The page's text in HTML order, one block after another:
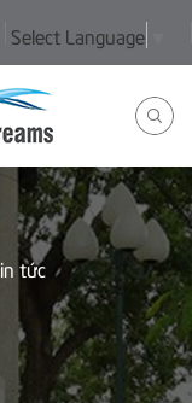
Select Language
tức